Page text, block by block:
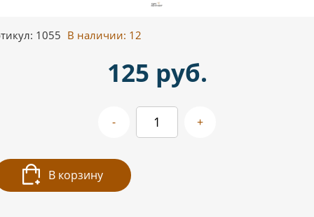
1055 В наличии: 12
125 руб.
- +
В корзину